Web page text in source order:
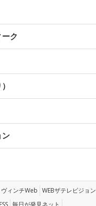
ク
ン
ィンチWeb WEBザテレビジョン
毎日が発見ネット